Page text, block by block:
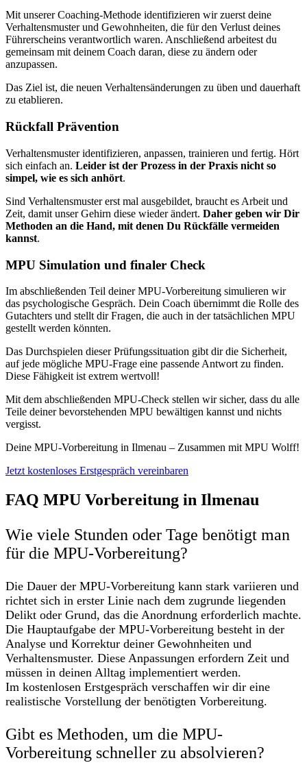
Mit unserer Coaching-Methode identifizieren wir zuerst deine
Verhaltensmuster und Gewohnheiten, die für den Verlust deines
Führerscheins verantwortlich waren. Anschließend arbeitest du
gemeinsam mit deinem Coach daran, diese zu ändern oder
anzupassen.
Das Ziel ist, die neuen Verhaltensänderungen zu üben und dauerhaft
zu etablieren.
Rückfall Prävention
Verhaltensmuster identifizieren, anpassen, trainieren und fertig. Hört
sich einfach an. Leider ist der Prozess in der Praxis nicht so
simpel, wie es sich anhört.
Sind Verhaltensmuster erst mal ausgebildet, braucht es Arbeit und
Zeit, damit unser Gehirn diese wieder ändert. Daher geben wir Dir
Methoden an die Hand, mit denen Du Rückfälle vermeiden
kannst.
MPU Simulation und finaler Check
Im abschließenden Teil deiner MPU-Vorbereitung simulieren wir
das psychologische Gespräch. Dein Coach übernimmt die Rolle des
Gutachters und stellt dir Fragen, die auch in der tatsächlichen MPU
gestellt werden könnten.
Das Durchspielen dieser Prüfungssituation gibt dir die Sicherheit,
auf jede mögliche MPU-Frage eine passende Antwort zu finden.
Diese Fähigkeit ist extrem wertvoll!
Mit dem abschließenden MPU-Check stellen wir sicher, dass du alle
Teile deiner bevorstehenden MPU bewältigen kannst und nichts
vergisst.
Deine MPU-Vorbereitung in Ilmenau – Zusammen mit MPU Wolff!
Jetzt kostenloses Erstgespräch vereinbaren
FAQ MPU Vorbereitung in Ilmenau
Wie viele Stunden oder Tage benötigt man
für die MPU-Vorbereitung?
Die Dauer der MPU-Vorbereitung kann stark variieren und
richtet sich in erster Linie nach dem zugrunde liegenden
Delikt oder Grund, das die Anordnung erforderlich machte.
Die Hauptaufgabe der MPU-Vorbereitung besteht in der
Analyse und Korrektur deiner Gewohnheiten und
Verhaltensmuster. Diese Anpassungen erfordern Zeit und
müssen in deinen Alltag implementiert werden.
Im kostenlosen Erstgespräch verschaffen wir dir eine
realistische Vorstellung der benötigten Vorbereitung.
Gibt es Methoden, um die MPU-
Vorbereitung schneller zu absolvieren?